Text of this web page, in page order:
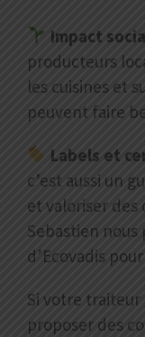
Impact
producteurs
les cuisines et
peuvent faire
Labels et
c’est aussi un
et valoriser des
Sebastien nous
d’Ecovadis
Si votre
proposer des